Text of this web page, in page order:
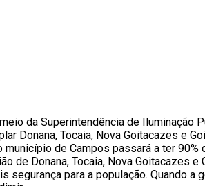
da Superintendência de Iluminação
Donana, Tocaia, Nova Goitacazes e
de Campos passará a ter
de Donana, Tocaia, Nova Goitacazes
para a população. Quando a